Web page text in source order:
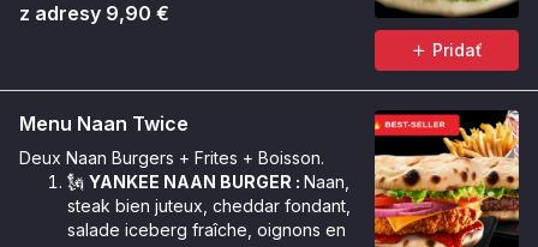
z adresy 9,90 €
Pridať
Menu Naan Twice
Deux Naan Burgers + Frites + Boisson.
🗽 YANKEE NAAN BURGER : Naan,
steak bien juteux, cheddar fondant,
salade iceberg fraîche, oignons en